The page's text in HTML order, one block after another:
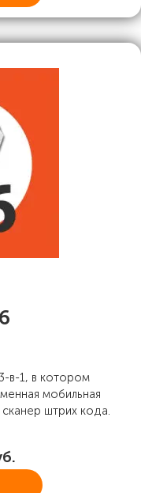
в-1, в котором
мобильная
сканер штрих кода.